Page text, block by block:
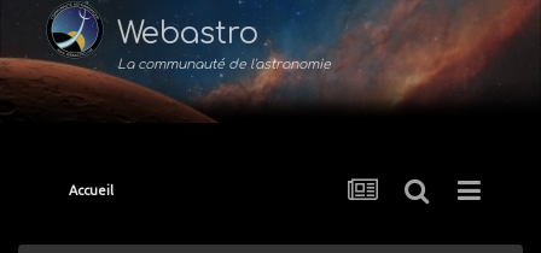
Webastro
La communauté de l'astronomie
Accueil